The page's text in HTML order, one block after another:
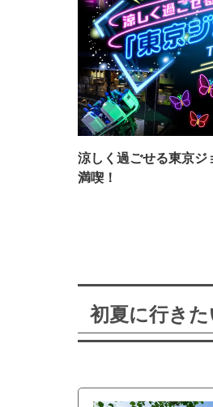
涼しく過ごせる東京
満喫！
初夏に行き